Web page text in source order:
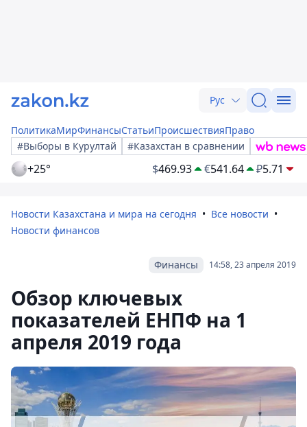
Рус
ПолитикаМирФинансыСтатьиПроисшествияПраво
#Выборы в Курултай
#Казахстан в сравнении
+25° $469.93 €541.64 ₽5.71
Новости Казахстана и мира на сегодня
Все новости
Новости финансов
14:58, 23 апреля 2019
Финансы
Обзор ключевых
показателей ЕНПФ на 1
апреля 2019 года